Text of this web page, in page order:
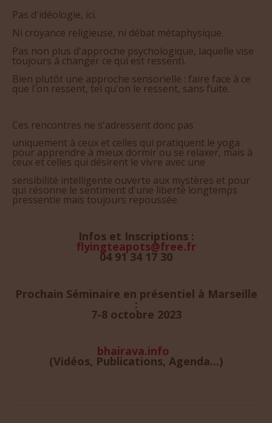
Pas d'idéologie, ici.
Ni croyance religieuse, ni débat métaphysique.
Pas non plus d'approche psychologique, laquelle vise
toujours à changer ce qui est ressenti.
Bien plutôt une approche sensorielle : faire face à ce
que l'on ressent, tel qu'on le ressent, sans fuite.
Ces rencontres ne s'adressent donc pas
uniquement à ceux et celles qui pratiquent le yoga
pour apprendre à mieux dormir ou se relaxer, mais à
ceux et celles qui désirent le vivre avec une
sensibilité intelligente ouverte aux mystères et pour
qui résonne le sentiment d'une liberté longtemps
pressentie mais toujours repoussée.
Infos et Inscriptions :
flyingteapots@free.fr
04 91 34 17 30
Prochain Séminaire en présentiel à Marseille
:
7-8 octobre 2023
bhairava.info
(Vidéos, Publications, Agenda...)